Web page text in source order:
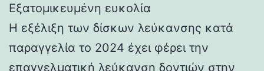
Εξατομικευμένη ευκολία
Η εξέλιξη των δίσκων λεύκανσης κατά
παραγγελία το 2024 έχει φέρει την
επαγγελματική λεύκανση δοντιών στην